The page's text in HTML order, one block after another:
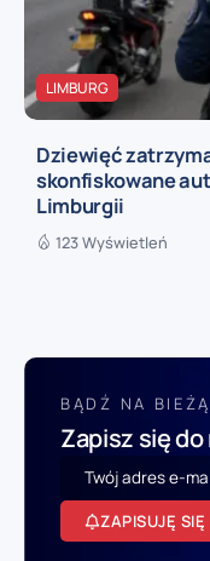
LIMBURG
Dziewięć
skonfiskowane
Limburgii
123 Wyświetleń
BĄDŹ NA
Zapisz się
ZAPISUJĘ SIĘ